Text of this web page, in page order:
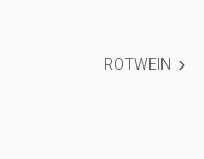
ROTWEIN